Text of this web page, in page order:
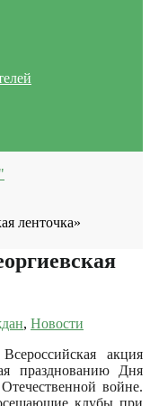
ленточка»
, Новости
акция
празднованию Дня
войне.
клубы при